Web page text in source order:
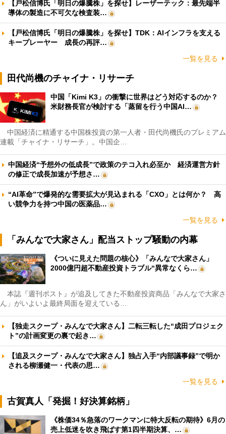
【戸松信博氏「明日の爆騰株」を探せ】レーザーテック：最先端半
導体の製造に不可欠な検査装…
【戸松信博氏「明日の爆騰株」を探せ】TDK：AIインフラを支える
キープレーヤー 成長の再評…
一覧を見る
田代尚機のチャイナ・リサーチ
中国「Kimi K3」の衝撃に世界はどう対応するのか？
米財務長官が検討する「蒸留を行う中国AI…
中国経済に精通する中国株投資の第一人者・田代尚機氏のプレミアム
連載「チャイナ・リサーチ」。中国企…
中国経済“予想外の低成長”で政策のテコ入れ必至か 経済運営方針
の修正で成長加速が予想さ…
“AI革命”で爆発的な需要拡大が見込まれる「CXO」とは何か？ 高
い競争力を持つ中国の医薬品…
一覧を見る
「みんなで大家さん」配当ストップ騒動の内幕
《ついに見えた問題の核心》「みんなで大家さん」
2000億円超不動産投資トラブル“異常なくら…
本誌『週刊ポスト』が追及してきた不動産投資商品「みんなで大家さ
ん」がいよいよ最終局面を迎えている…
【独走スクープ・みんなで大家さん】二転三転した“成田プロジェク
ト”の計画変更の裏で起き…
【追及スクープ・みんなで大家さん】独占入手“内部議事録”で明か
される柳瀬健一・代表の思…
一覧を見る
古賀真人「発掘！好決算銘柄」
《株価34％急落のワークマンに特大反転の期待》6月の
売上低迷を吹き飛ばす第1四半期決算、…